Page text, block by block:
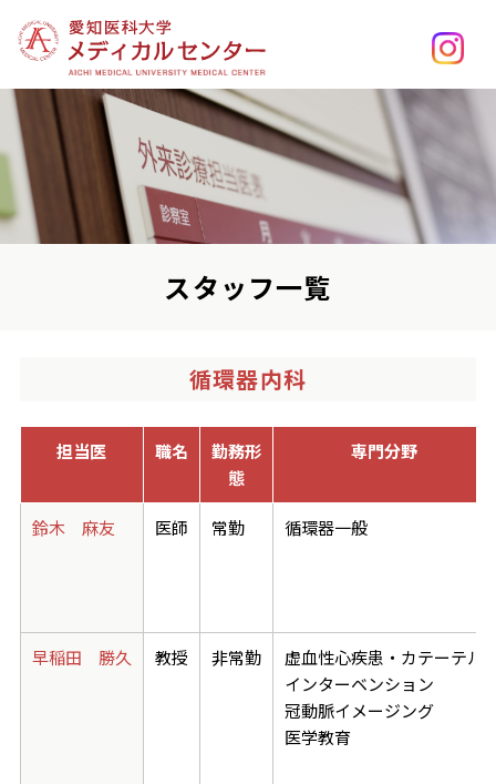
スタッフ一覧
循環器内科
担当医 職名
勤務形
態
専門分野
鈴木 麻友 医師 常勤 循環器一般
早稲田 勝久 教授 非常勤
虚血性心疾患・カテーテル
インターベンション
冠動脈イメージング
医学教育